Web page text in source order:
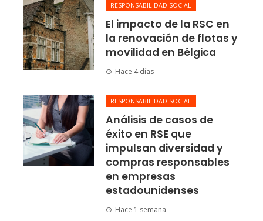
RESPONSABILIDAD SOCIAL
El impacto de la RSC en
la renovación de flotas y
movilidad en Bélgica
Hace 4 días
RESPONSABILIDAD SOCIAL
Análisis de casos de
éxito en RSE que
impulsan diversidad y
compras responsables
en empresas
estadounidenses
Hace 1 semana